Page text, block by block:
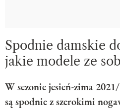
Spodnie damskie
jakie modele ze
W sezonie jesień-zima
są spodnie z szerokimi